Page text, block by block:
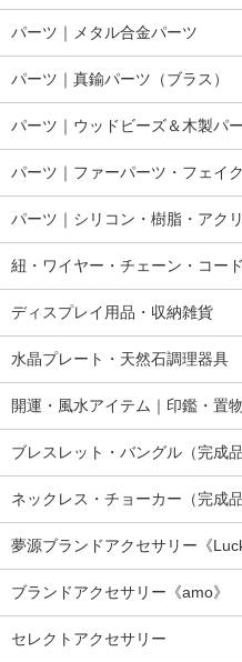
パーツ｜メタル合金パーツ
パーツ｜真鍮パーツ（ブラス）
パーツ｜ウッドビーズ＆木製パ
パーツ｜ファーパーツ・フェイ
パーツ｜シリコン・樹脂・アク
紐・ワイヤー・チェーン・コー
ディスプレイ用品・収納雑貨
水晶プレート・天然石調理器具
開運・風水アイテム｜印鑑・置
ブレスレット・バングル（完成品
ネックレス・チョーカー（完成品
夢源ブランドアクセサリー《
ブランドアクセサリー《amo》
セレクトアクセサリー